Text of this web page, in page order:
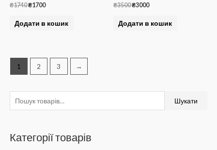
у
а
Шукати
Категорії товарів
₴1740Оригінальна
₴1700Поточна
Додати в кошик
₴3500Оригінальна
₴3000Поточна
Додати в кошик
1 2 3 →